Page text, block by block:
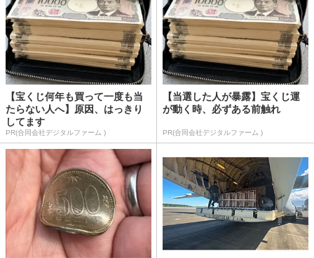
【宝くじ何年も買って一度も当
たらない人へ】原因、はっきり
してます
PR(合同会社デジタルファーム )
【当選した人が暴露】宝くじ運
が動く時、必ずある前触れ
PR(合同会社デジタルファーム )